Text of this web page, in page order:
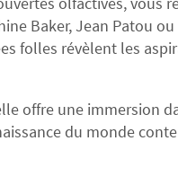
Baker, Jean Patou
folles révèlent les
offre une immersion
du monde